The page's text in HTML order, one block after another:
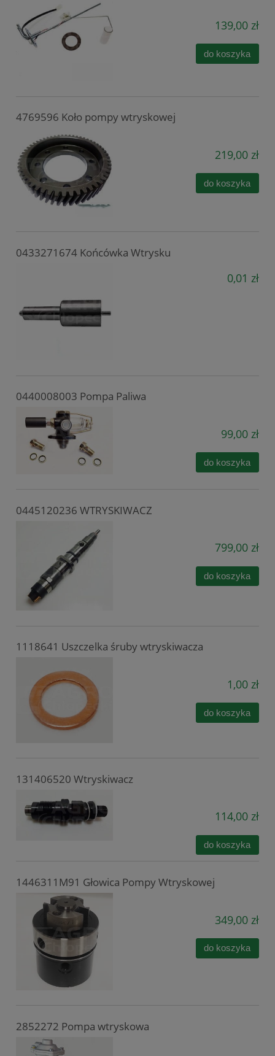
139,00 zł
do koszyka
4769596 Koło pompy wtryskowej
219,00 zł
do koszyka
0433271674 Końcówka Wtrysku
0,01 zł
0440008003 Pompa Paliwa
99,00 zł
do koszyka
0445120236 WTRYSKIWACZ
799,00 zł
do koszyka
1118641 Uszczelka śruby wtryskiwacza
1,00 zł
do koszyka
131406520 Wtryskiwacz
114,00 zł
do koszyka
1446311M91 Głowica Pompy Wtryskowej
349,00 zł
do koszyka
2852272 Pompa wtryskowa